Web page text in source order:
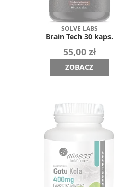
SOLVE LABS
Brain Tech 30 kaps.
55,00 zł
ZOBACZ